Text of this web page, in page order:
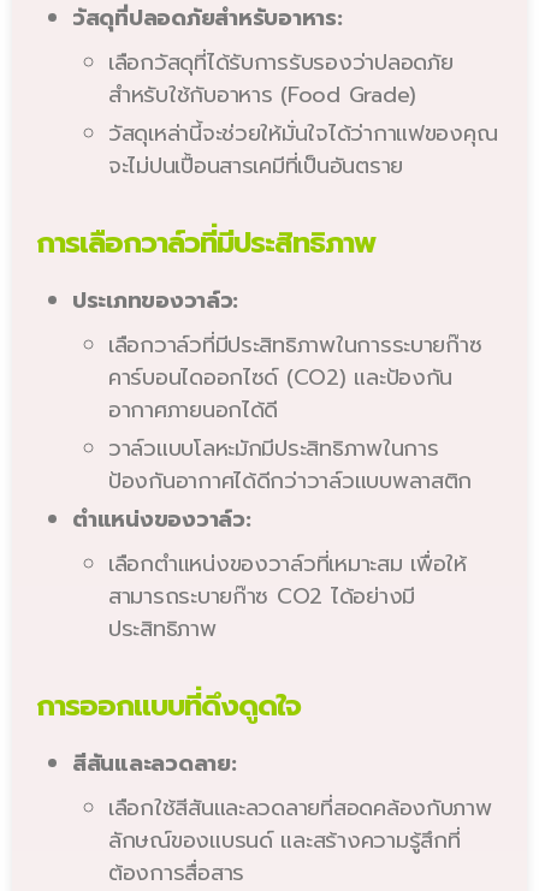
วัสดุที่ปลอดภัยสำหรับอาหาร:
เลือกวัสดุที่ได้รับการรับรองว่าปลอดภัย
สำหรับใช้กับอาหาร (Food Grade)
วัสดุเหล่านี้จะช่วยให้มั่นใจได้ว่ากาแฟของคุณ
จะไม่ปนเปื้อนสารเคมีที่เป็นอันตราย
การเลือกวาล์วที่มีประสิทธิภาพ
ประเภทของวาล์ว:
เลือกวาล์วที่มีประสิทธิภาพในการระบายก๊าซ
คาร์บอนไดออกไซด์ (CO2) และป้องกัน
อากาศภายนอกได้ดี
วาล์วแบบโลหะมักมีประสิทธิภาพในการ
ป้องกันอากาศได้ดีกว่าวาล์วแบบพลาสติก
ตำแหน่งของวาล์ว:
เลือกตำแหน่งของวาล์วที่เหมาะสม เพื่อให้
สามารถระบายก๊าซ CO2 ได้อย่างมี
ประสิทธิภาพ
การออกแบบที่ดึงดูดใจ
สีสันและลวดลาย:
เลือกใช้สีสันและลวดลายที่สอดคล้องกับภาพ
ลักษณ์ของแบรนด์ และสร้างความรู้สึกที่
ต้องการสื่อสาร